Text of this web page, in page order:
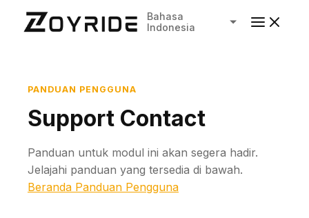
Bahasa
Indonesia
PANDUAN PENGGUNA
Support Contact
Panduan untuk modul ini akan segera hadir.
Jelajahi panduan yang tersedia di bawah.
Beranda Panduan Pengguna